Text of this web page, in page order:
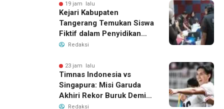
19 jam lalu
Kejari Kabupaten
Tangerang Temukan Siswa
Fiktif dalam Penyidikan
Dana BOP PKBM
Redaksi
23 jam lalu
Timnas Indonesia vs
Singapura: Misi Garuda
Akhiri Rekor Buruk Demi
Tiket Semifinal Piala AFF
Redaksi